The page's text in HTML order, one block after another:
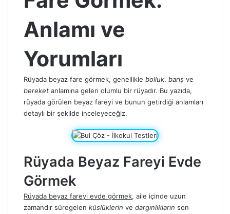
Anlamı ve
Yorumları
Rüyada beyaz fare görmek, genellikle bolluk, barış ve
bereket anlamına gelen olumlu bir rüyadır. Bu yazıda,
rüyada görülen beyaz fareyi ve bunun getirdiği anlamları
detaylı bir şekilde inceleyeceğiz.
Rüyada Beyaz Fareyi Evde
Görmek
Rüyada beyaz fareyi evde görmek, aile içinde uzun
zamandır süregelen küslüklerin ve dargınlıkların son